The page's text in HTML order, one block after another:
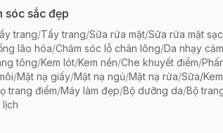
sóc sắc đẹp
trang/Tẩy trang/Sữa rửa mặt/Sữa rửa mặt
lão hóa/Chăm sóc lỗ chân lông/Da nhạy cảm
tông/Kem lót/Kem nền/Che khuyết điểm/
/Mặt nạ giấy/Mặt nạ ngủ/Mặt nạ rửa/Sữa/
trang điểm/Máy làm đẹp/Bộ dưỡng da/Bộ
lịch